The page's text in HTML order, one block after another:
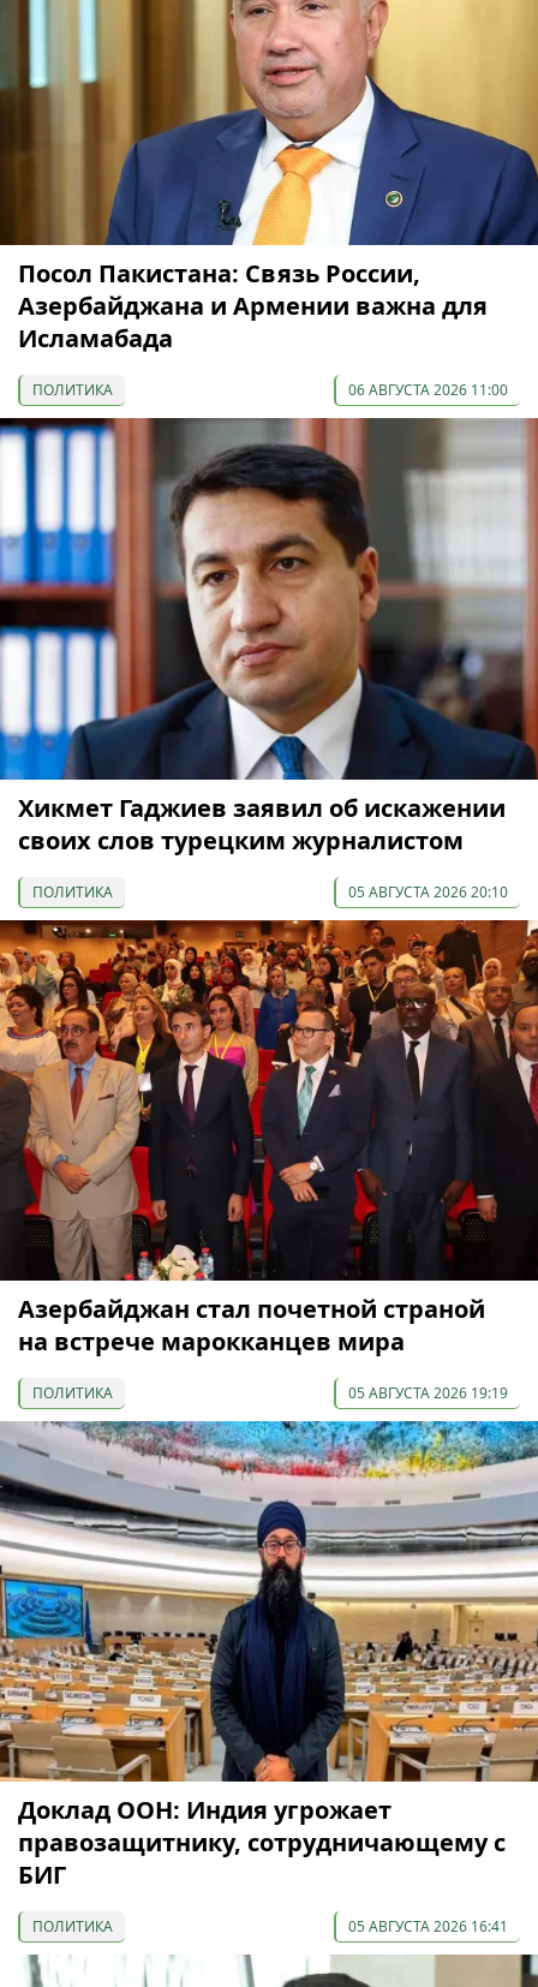
Посол Пакистана: Связь России,
Азербайджана и Армении важна для
Исламабада
ПОЛИТИКА 06 АВГУСТА 2026 11:00
Хикмет Гаджиев заявил об искажении
своих слов турецким журналистом
ПОЛИТИКА 05 АВГУСТА 2026 20:10
Азербайджан стал почетной страной
на встрече марокканцев мира
ПОЛИТИКА 05 АВГУСТА 2026 19:19
Доклад ООН: Индия угрожает
правозащитнику, сотрудничающему с
БИГ
ПОЛИТИКА 05 АВГУСТА 2026 16:41